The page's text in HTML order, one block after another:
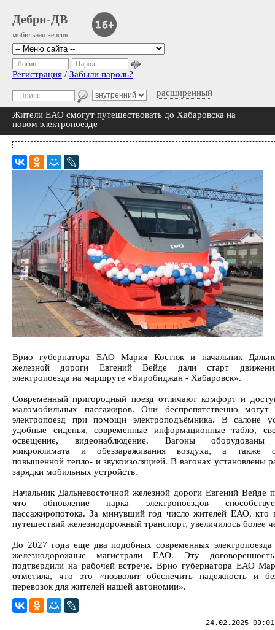
Дебри-ДВ
мобильная версия
расширенный
Логин Пароль
Регистрация / Забыли пароль?
Жители ЕАО смогут путешествовать до Хабаровска на
новом электропоезде
Врио губернатора ЕАО Мария Костюк и начальник
железной дороги Евгений Вейде дали старт
электропоезда на маршруте «Биробиджан - Хабаровск».
Современный пригородный поезд отличают комфорт и
маломобильных пассажиров. Они беспрепятственно могут
электропоезд при помощи электроподъёмника. В салоне
удобные сиденья, современные информационные табло,
освещение, видеонаблюдение. Вагоны оборудованы
микроклимата и обеззараживания воздуха, а также
повышенной тепло- и звукоизоляцией. В вагонах установлены
зарядки мобильных устройств.
Начальник Дальневосточной железной дороги Евгений Вейде
что обновление парка электропоездов
пассажиропотока. За минувший год число жителей ЕАО, кто
путешествий железнодорожный транспорт, увеличилось более
До 2027 года еще два подобных современных
железнодорожные магистрали ЕАО. Эту
подтвердили на рабочей встрече. Врио губернатора ЕАО
отметила, что это «позволит обеспечить надежность и
перевозок для жителей нашей автономии».
24.02.2025